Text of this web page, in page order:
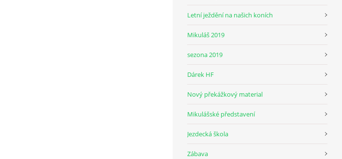
Letní ježdění na našich koních
Mikuláš 2019
sezona 2019
Dárek HF
Nový překážkový material
Mikulášské představení
Jezdecká škola
Zábava